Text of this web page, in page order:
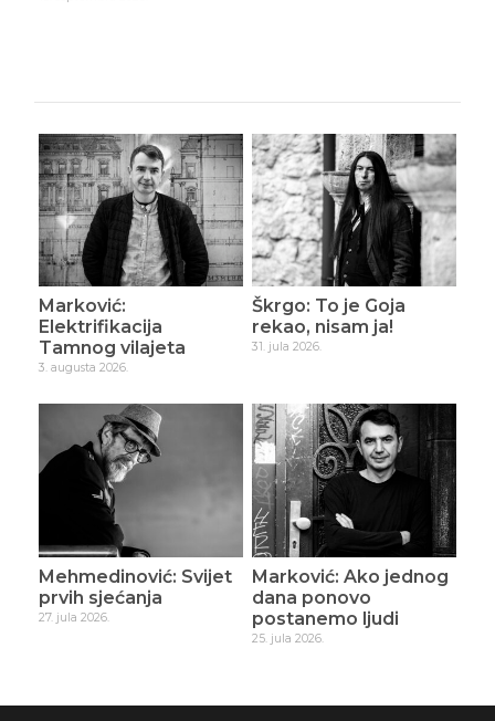
Marković:
Elektrifikacija
Tamnog vilajeta
3. augusta 2026.
Škrgo: To je Goja
rekao, nisam ja!
31. jula 2026.
Mehmedinović: Svijet
prvih sjećanja
27. jula 2026.
Marković: Ako jednog
dana ponovo
postanemo ljudi
25. jula 2026.